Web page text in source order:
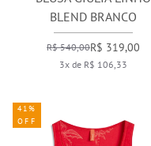
BLEND BRANCO
R$ 540,00R$ 319,00
3x de R$ 106,33
41%
OFF